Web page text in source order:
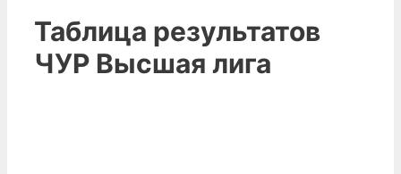
Таблица результатов
ЧУР Высшая лига